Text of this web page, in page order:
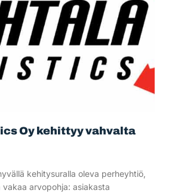
Oy kehittyy vahvalta
kehitysuralla oleva perheyhtiö,
arvopohja: asiakasta